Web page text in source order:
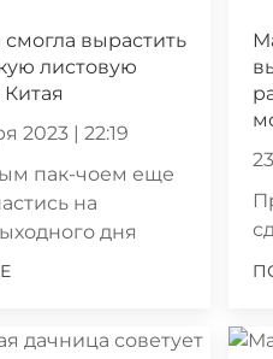
смогла вырастить
листовую
Китая
2023 | 22:19
пак-чоем еще
на
дня